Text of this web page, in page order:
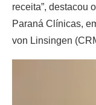
receita”, destacou
Paraná Clínicas,
von Linsingen